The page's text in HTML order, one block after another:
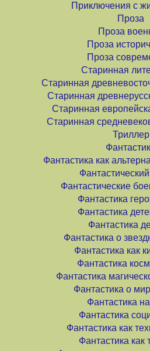
Приключения с
Проза
Проза
Проза
Проза
Старинная
Старинная
Старинная
Старинная
Старинная
Триллер
Фантастика как
Фантастические
Фантастика
Фантастика
Фантастика
Фантастика о
Фантастика как
Фантастика
Фантастика
Фантастика о
Фантастика
Фантастика
Фантастика как
Фантастика как